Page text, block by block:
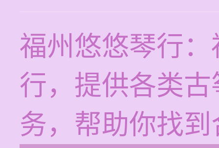
福州悠悠琴行
行，提供各类
务，帮助你找